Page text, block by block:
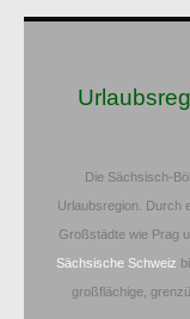
Die Sächsisch-
Urlaubsregion. Durch
Großstädte wie Prag
Sächsische Schweiz
großflächige,